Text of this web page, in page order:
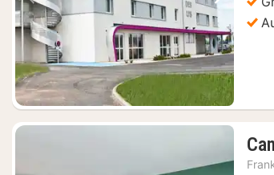
Vorheriges Bild